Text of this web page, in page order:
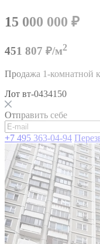
15 000 000 ₽
451 807 ₽/м2
Продажа 1-комнатной
Лот вт-0434150
Отправить себе
+7 495 363-04-94